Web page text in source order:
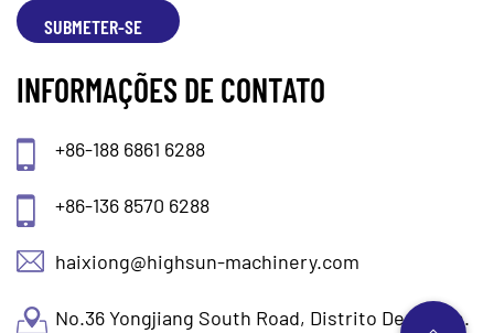
INFORMAÇÕES DE CONTATO
+86-188 6861 6288
+86-136 8570 6288
haixiong@highsun-machinery.com
No.36 Yongjiang South Road, Distrito De Beilun.